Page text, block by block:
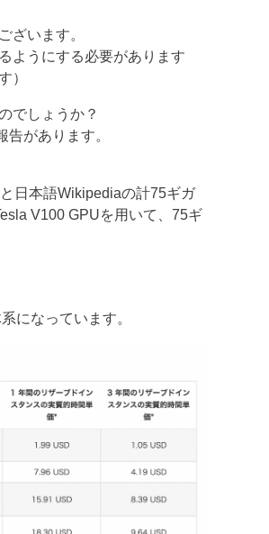
ざいます。
ようにする必要があります
）
でしょうか？
があります。
日本語Wikipediaの計75ギガ
V100 GPUを用いて、75ギ
になっています。